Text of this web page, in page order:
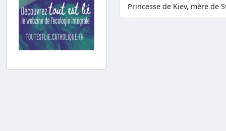
Princesse de Kiev, mère de